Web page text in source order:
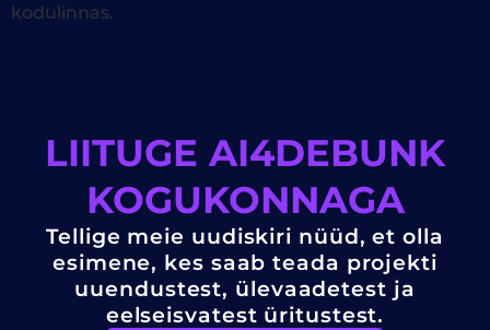
kodulinnas.
LIITUGE AI4DEBUNK
KOGUKONNAGA
Tellige meie uudiskiri nüüd, et olla
esimene, kes saab teada projekti
uuendustest, ülevaadetest ja
eelseisvatest üritustest.